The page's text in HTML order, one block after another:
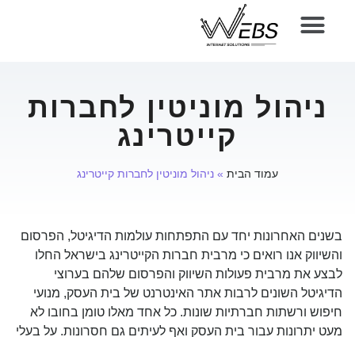
ניהול מוניטין לחברות
קייטרינג
עמוד הבית » ניהול מוניטין לחברות קייטרינג
בשנים האחרונות יחד עם התפתחות עולמות הדיגיטל, הפרסום
והשיווק אנו רואים כי מרבית חברות הקייטרינג בישראל החלו
לבצע את מרבית פעולות השיווק והפרסום שלהם בערוצי
הדיגיטל השונים לרבות אתר האינטרנט של בית העסק, מנועי
חיפוש ורשתות חברתיות שונות. כל אחד מאלו טומן בחובו לא
מעט יתרונות עבור בית העסק ואף לעיתים גם חסרונות. על בעלי